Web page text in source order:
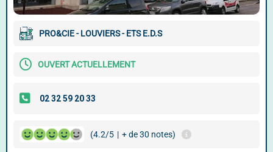
PRO&CIE - LOUVIERS - ETS E.D.S
OUVERT ACTUELLEMENT
(4.2/5 | + de 30 notes)